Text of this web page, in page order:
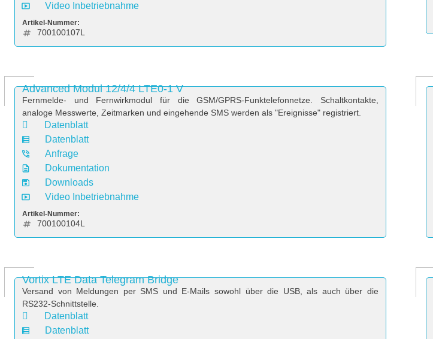
Video Inbetriebnahme
Artikel-Nummer:
700100107L
Advanced Modul 12/4/4 LTE0-1 V
Fernmelde- und Fernwirkmodul für die GSM/GPRS-Funktelefonnetze. Schaltkontakte,
analoge Messwerte, Zeitmarken und eingehende SMS werden als "Ereignisse" registriert.
Datenblatt
Datenblatt
Anfrage
Dokumentation
Downloads
Video Inbetriebnahme
Artikel-Nummer:
700100104L
Vortix LTE Data Telegram Bridge
Versand von Meldungen per SMS und E-Mails sowohl über die USB, als auch über die
RS232-Schnittstelle.
Datenblatt
Datenblatt